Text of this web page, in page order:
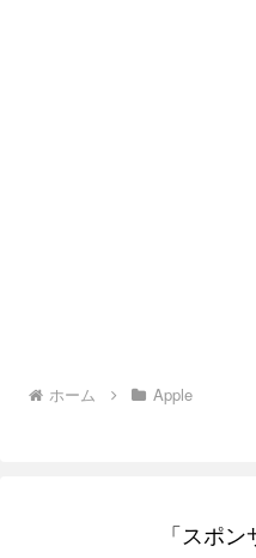
ホーム Apple
「スポン